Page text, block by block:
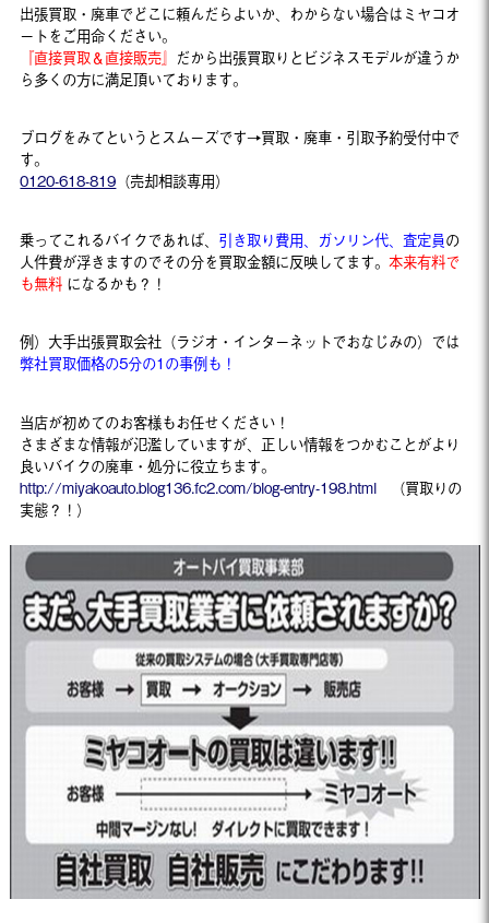
出張買取・廃車でどこに頼んだらよいか、わからない場合はミヤコオ
ートをご用命ください。
『直接買取＆直接販売』 だから出張買取りとビジネスモデルが違うか
ら多くの方に満足頂いております。
ブログをみてというとスムーズです→買取・廃車・引取予約受付中で
す。
0120-618-819 （売却相談専用）
乗ってこれるバイクであれば、 引き取り費用、ガソリン代、査定員の
人件費が浮きますのでその分を買取金額に反映してます。本来有料で
も無料 になるかも？！
例）大手出張買取会社（ラジオ・インターネットでおなじみの）では
弊社買取価格の5分の1の事例も！
当店が初めてのお客様もお任せください！
さまざまな情報が氾濫していますが、正しい情報をつかむことがより
良いバイクの廃車・処分に役立ちます。
http://miyakoauto.blog136.fc2.com/blog-entry-198.html （買取りの
実態？！）